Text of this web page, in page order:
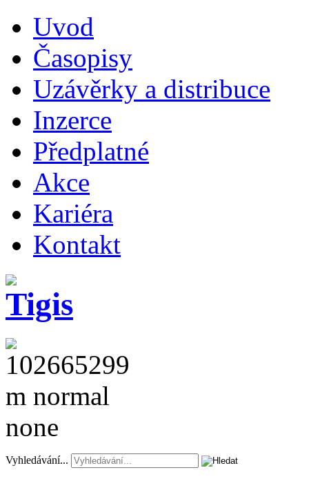
Uvod
Časopisy
Uzávěrky a distribuce
Inzerce
Předplatné
Akce
Kariéra
Kontakt
Vyhledávání...